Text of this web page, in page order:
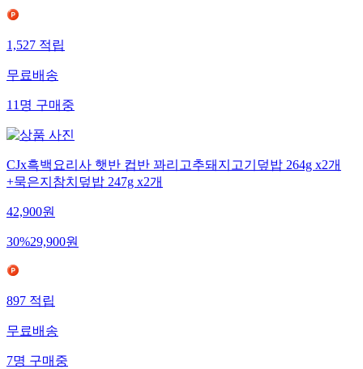
1,527적립
무료배송
11명구매중
CJx흑백요리사 햇반 컵반 꽈리고추돼지고기덮밥 264g x2개
+묵은지참치덮밥 247g x2개
42,900원
30%29,900원
897적립
무료배송
7명구매중